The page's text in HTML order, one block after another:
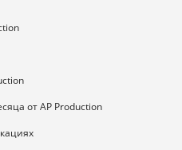
от AP Production